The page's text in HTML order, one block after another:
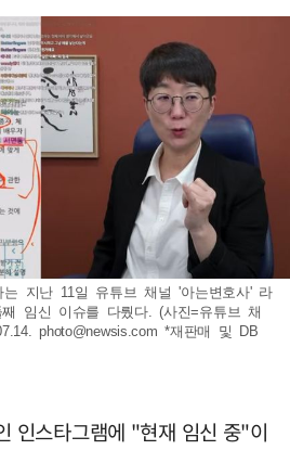
는 지난 11일 유튜브 채널 '아는변호사' 라
임신 이슈를 다뤘다. (사진=유튜브 채
photo@newsis.com *재판매 및 DB
인스타그램에 "현재 임신 중"이